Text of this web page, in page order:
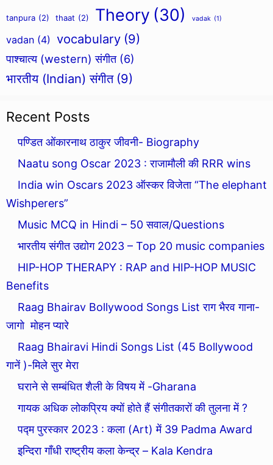
tanpura (2) thaat (2) Theory (30) vadak (1)
vadan (4) vocabulary (9)
पाश्चात्य (western) संगीत (6)
भारतीय (Indian) संगीत (9)
Recent Posts
पण्डित ओंकारनाथ ठाकुर जीवनी- Biography
Naatu song Oscar 2023 : राजामौली की RRR wins
India win Oscars 2023 ऑस्कर विजेता “The elephant
Wishperers”
Music MCQ in Hindi – 50 सवाल/Questions
भारतीय संगीत उद्योग 2023 – Top 20 music companies
HIP-HOP THERAPY : RAP and HIP-HOP MUSIC
Benefits
Raag Bhairav Bollywood Songs List राग भैरव गाना-
जागो मोहन प्यारे
Raag Bhairavi Hindi Songs List (45 Bollywood
गानें )-मिले सुर मेरा
घराने से सम्बंधित शैली के विषय में -Gharana
गायक अधिक लोकप्रिय क्यों होते हैं संगीतकारों की तुलना में ?
पद्म पुरस्कार 2023 : कला (Art) में 39 Padma Award
इन्दिरा गाँधी राष्ट्रीय कला केन्द्र – Kala Kendra